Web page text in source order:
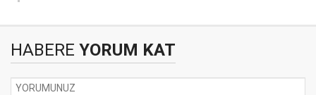
HABERE YORUM KAT